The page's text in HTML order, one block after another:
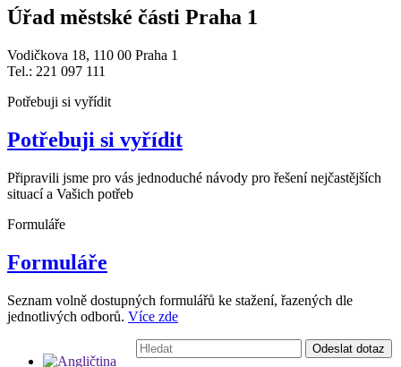
Úřad městské části Praha 1
Vodičkova 18, 110 00 Praha 1
Tel.: 221 097 111
Potřebuji si vyřídit
Potřebuji si vyřídit
Připravili jsme pro vás jednoduché návody pro řešení nejčastějších
situací a Vašich potřeb
Formuláře
Formuláře
Seznam volně dostupných formulářů ke stažení, řazených dle
jednotlivých odborů. Více zde
Vyhledávání:
Odeslat dotaz